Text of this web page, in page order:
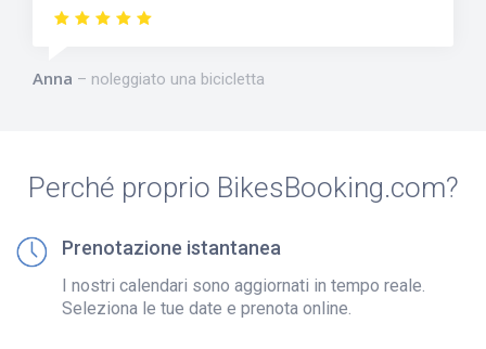
Anna noleggiato una bicicletta
Perché proprio BikesBooking.com?
Prenotazione istantanea
I nostri calendari sono aggiornati in tempo reale.
Seleziona le tue date e prenota online.